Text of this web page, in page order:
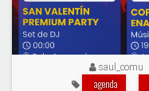
saul_comu
agenda